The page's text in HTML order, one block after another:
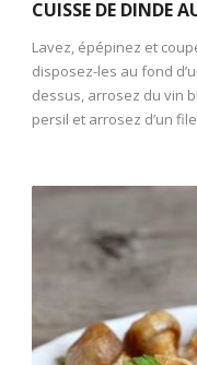
CUISSE DE DINDE
Lavez, épépinez et
disposez-les au fond
dessus, arrosez du vin
persil et arrosez d’un